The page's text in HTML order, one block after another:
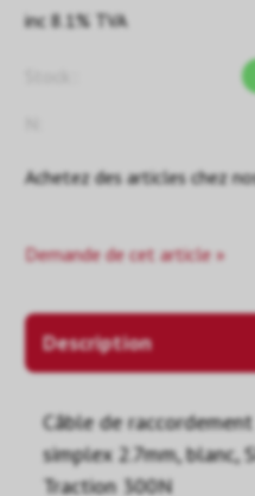
inc 8.1% TVA
Achetez des articles chez
Demande de cet article »
Description
Câble de
simplex 2.7mm, blanc,
Traction 300N